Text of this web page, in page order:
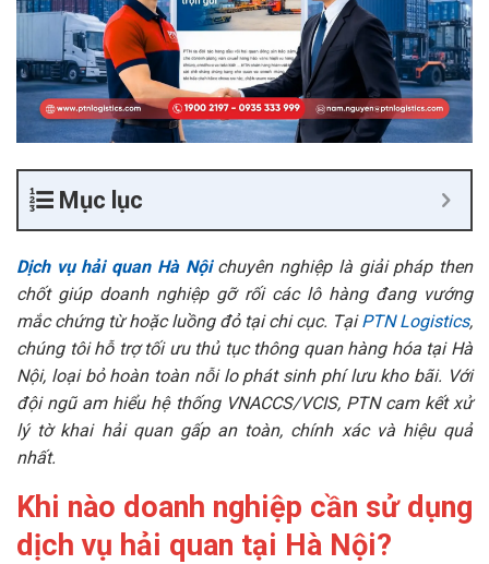
Mục lục
Dịch vụ hải quan Hà Nội chuyên nghiệp là giải pháp then
chốt giúp doanh nghiệp gỡ rối các lô hàng đang vướng
mắc chứng từ hoặc luồng đỏ tại chi cục. TạiPTN Logistics,
chúng tôi hỗ trợ tối ưu thủ tục thông quan hàng hóa tại Hà
Nội, loại bỏ hoàn toàn nỗi lo phát sinh phí lưu kho bãi. Với
đội ngũ am hiểu hệ thống VNACCS/VCIS, PTN cam kết xử
lý tờ khai hải quan gấp an toàn, chính xác và hiệu quả
nhất.
Khi nào doanh nghiệp cần sử dụng
dịch vụ hải quan tại Hà Nội?